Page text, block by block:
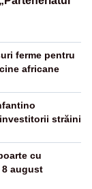
ferme pentru
africane
străini
cu
8 august